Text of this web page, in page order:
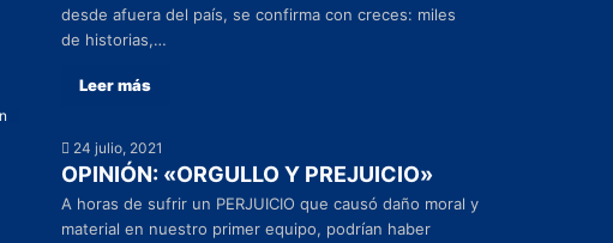
desde afuera del país, se confirma con creces: miles
de historias,…
Leer más
24 julio, 2021
OPINIÓN: «ORGULLO Y PREJUICIO»
A horas de sufrir un PERJUICIO que causó daño moral y
material en nuestro primer equipo, podrían haber